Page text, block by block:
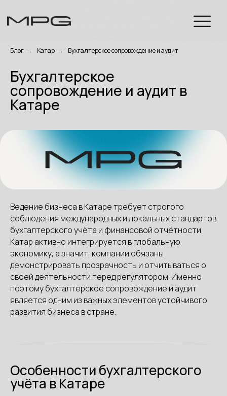
Блог → Катар → Бухгалтерское сопровождение и аудит
Бухгалтерское
сопровождение и аудит в
Катаре
Ведение бизнеса в Катаре требует строгого
соблюдения международных и локальных стандартов
бухгалтерского учёта и финансовой отчётности.
Катар активно интегрируется в глобальную
экономику, а значит, компании обязаны
демонстрировать прозрачность и отчитываться о
своей деятельности перед регулятором. Именно
поэтому бухгалтерское сопровождение и аудит
является одним из важных элементов устойчивого
развития бизнеса в стране.
Особенности бухгалтерского
учёта в Катаре